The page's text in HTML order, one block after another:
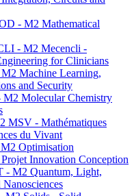
- M2 Mathematical
- M2 Mecencli -
for Clinicians
Machine Learning,
and Security
Molecular Chemistry
MSV - Mathématiques
du Vivant
Optimisation
Innovation Conception
- M2 Quantum, Light,